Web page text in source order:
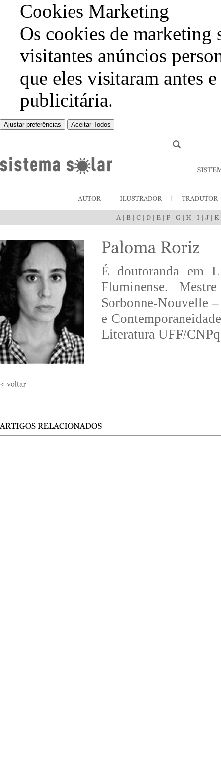
Cookies Marketing
Os cookies de marketing
visitantes anúncios
que eles visitaram antes
publicitária.
Ajustar preferências Aceitar Todos
É doutoranda em
Fluminense.
Sorbonne-Nouvelle
e
Literatura UFF/